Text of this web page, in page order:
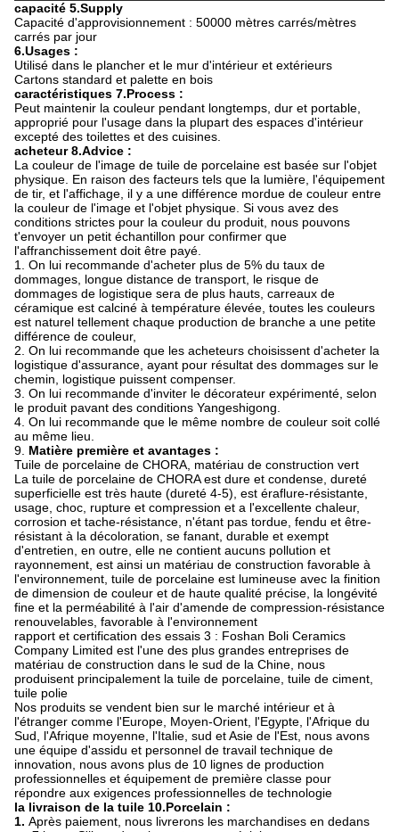
capacité 5.Supply
Capacité d'approvisionnement : 50000 mètres carrés/mètres
carrés par jour
6.Usages :
Utilisé dans le plancher et le mur d'intérieur et extérieurs
Cartons standard et palette en bois
caractéristiques 7.Process :
Peut maintenir la couleur pendant longtemps, dur et portable,
approprié pour l'usage dans la plupart des espaces d'intérieur
excepté des toilettes et des cuisines.
acheteur 8.Advice :
La couleur de l'image de tuile de porcelaine est basée sur l'objet
physique. En raison des facteurs tels que la lumière, l'équipement
de tir, et l'affichage, il y a une différence mordue de couleur entre
la couleur de l'image et l'objet physique. Si vous avez des
conditions strictes pour la couleur du produit, nous pouvons
t'envoyer un petit échantillon pour confirmer que
l'affranchissement doit être payé.
1. On lui recommande d'acheter plus de 5% du taux de
dommages, longue distance de transport, le risque de
dommages de logistique sera de plus hauts, carreaux de
céramique est calciné à température élevée, toutes les couleurs
est naturel tellement chaque production de branche a une petite
différence de couleur,
2. On lui recommande que les acheteurs choisissent d'acheter la
logistique d'assurance, ayant pour résultat des dommages sur le
chemin, logistique puissent compenser.
3. On lui recommande d'inviter le décorateur expérimenté, selon
le produit pavant des conditions Yangeshigong.
4. On lui recommande que le même nombre de couleur soit collé
au même lieu.
9. Matière première et avantages :
Tuile de porcelaine de CHORA, matériau de construction vert
La tuile de porcelaine de CHORA est dure et condense, dureté
superficielle est très haute (dureté 4-5), est éraflure-résistante,
usage, choc, rupture et compression et a l'excellente chaleur,
corrosion et tache-résistance, n'étant pas tordue, fendu et être-
résistant à la décoloration, se fanant, durable et exempt
d'entretien, en outre, elle ne contient aucuns pollution et
rayonnement, est ainsi un matériau de construction favorable à
l'environnement, tuile de porcelaine est lumineuse avec la finition
de dimension de couleur et de haute qualité précise, la longévité
fine et la perméabilité à l'air d'amende de compression-résistance
renouvelables, favorable à l'environnement
rapport et certification des essais 3 : Foshan Boli Ceramics
Company Limited est l'une des plus grandes entreprises de
matériau de construction dans le sud de la Chine, nous
produisent principalement la tuile de porcelaine, tuile de ciment,
tuile polie
Nos produits se vendent bien sur le marché intérieur et à
l'étranger comme l'Europe, Moyen-Orient, l'Egypte, l'Afrique du
Sud, l'Afrique moyenne, l'Italie, sud et Asie de l'Est, nous avons
une équipe d'assidu et personnel de travail technique de
innovation, nous avons plus de 10 lignes de production
professionnelles et équipement de première classe pour
répondre aux exigences professionnelles de technologie
la livraison de la tuile 10.Porcelain :
1. Après paiement, nous livrerons les marchandises en dedans